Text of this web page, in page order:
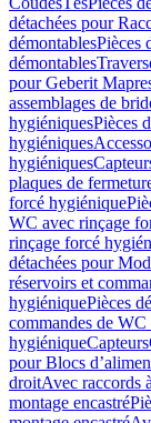
détachées pour
démontablesPièces
démontables
pour Geberit
assemblages de
hygiéniquesPièces
hygiéniques
hygiéniques
plaques de
forcé hygiénique
WC avec rinçage
rinçage forcé
détachées pour
réservoirs et
hygiéniquePièces
commandes de
hygiéniqueCapteurs
pour Blocs
droitAvec raccords
montage encastré